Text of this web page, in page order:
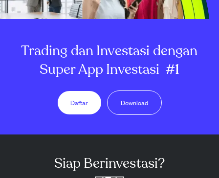
Trading dan Investasi dengan
Super App Investasi #1
Daftar Download
Siap Berinvestasi?